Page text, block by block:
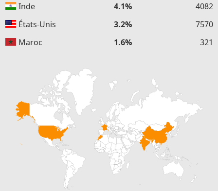
Inde
4.1%
4082
États-Unis
3.2%
7570
Maroc
1.6% 321